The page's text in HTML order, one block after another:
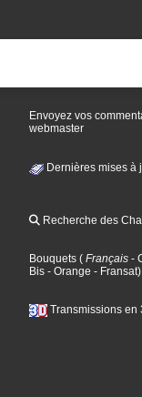
Envoyez vos
webmaster
Dernières mises à
Recherche des
Bouquets ( Français -
Bis - Orange - Fransat)
Transmissions en